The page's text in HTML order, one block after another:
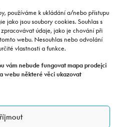
používáme k ukládání a/nebo přístupu
jako jsou soubory cookies. Souhlas s
údaje, jako je chování při
webu. Nesouhlas nebo odvolání
vlastnosti a funkce.
vám nebude fungovat mapa prodejci
webu některé věci ukazovat
Výbava, barevné
upřesnění kontaktujte svého
mají pouze informativní
ustanovení §1732 odst. 2
zákoníku.
1606/16, Chodov, 149 00
| Spisová značka: C